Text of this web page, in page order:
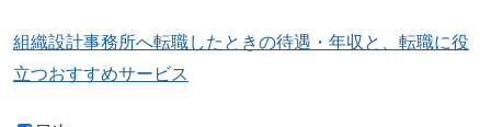
組織設計事務所へ転職したときの待遇・年収と、転職に役
立つおすすめサービス